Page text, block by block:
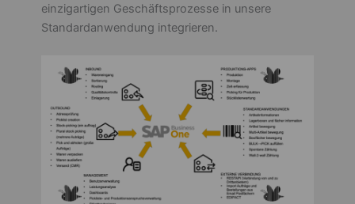
einzigartigen Geschäftsprozesse in unsere
Standardanwendung integrieren.